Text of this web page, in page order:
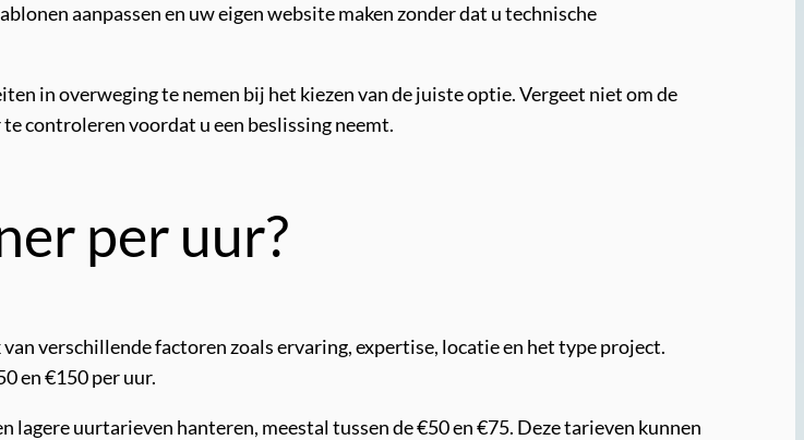
aanpassen en uw eigen website maken zonder dat u technische
in overweging te nemen bij het kiezen van de juiste optie. Vergeet niet om de
controleren voordat u een beslissing neemt.
per uur?
verschillende factoren zoals ervaring, expertise, locatie en het type project.
en €150 per uur.
uurtarieven hanteren, meestal tussen de €50 en €75. Deze tarieven kunnen